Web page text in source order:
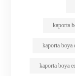
kaporta
kaporta boya
kaporta boya